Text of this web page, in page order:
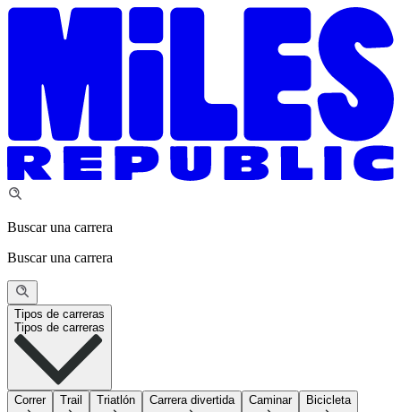
Buscar una carrera
Buscar una carrera
Tipos de carreras
Tipos de carreras
Correr Trail Triatlón Carrera divertida Caminar Bicicleta